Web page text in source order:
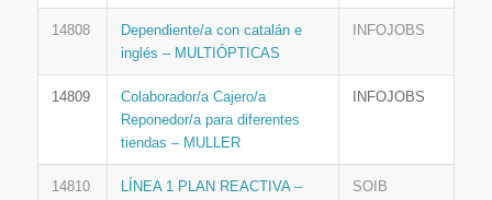
14808
Dependiente/a con catalán e
inglés – MULTIÓPTICAS
INFOJOBS
14809
Colaborador/a Cajero/a
Reponedor/a para diferentes
tiendas – MULLER
INFOJOBS
14810
LÍNEA 1 PLAN REACTIVA –
SOIB